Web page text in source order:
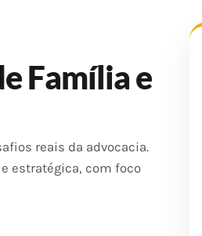
Família e
reais da advocacia.
estratégica, com foco